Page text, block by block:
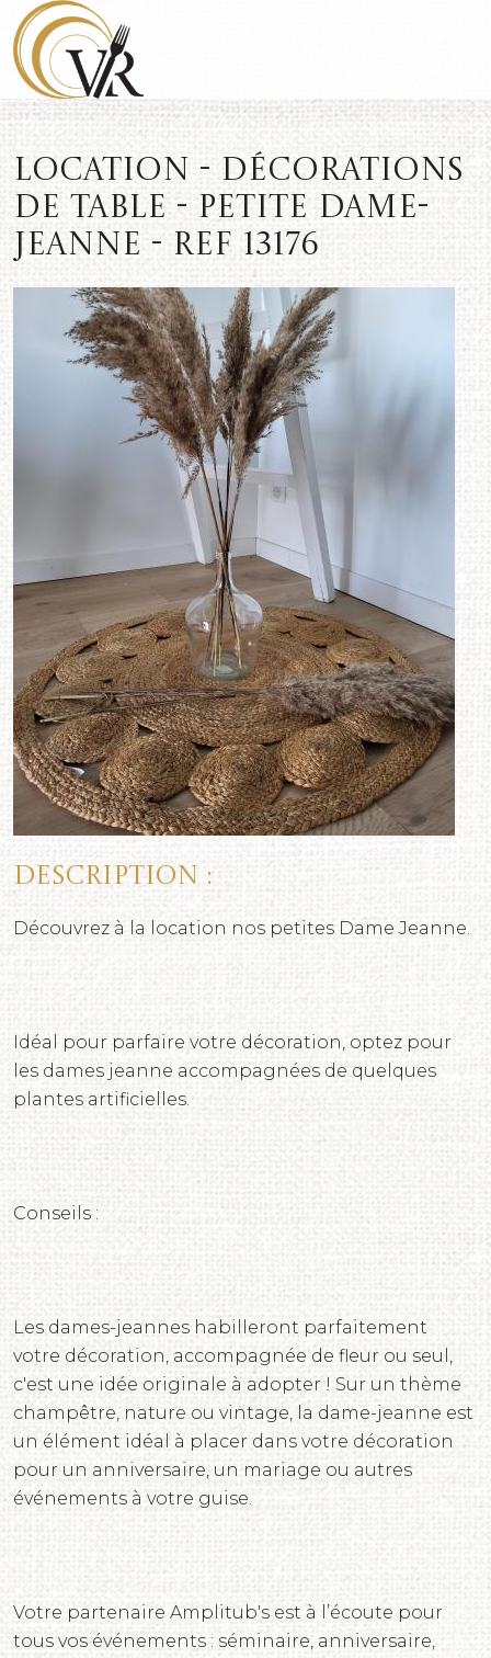
Location - Décorations
de table - Petite dame-
jeanne - REF 13176
Description :
Découvrez à la location nos petites Dame Jeanne.
Idéal pour parfaire votre décoration, optez pour
les dames jeanne accompagnées de quelques
plantes artificielles.
Conseils :
Les dames-jeannes habilleront parfaitement
votre décoration, accompagnée de fleur ou seul,
c'est une idée originale à adopter ! Sur un thème
champêtre, nature ou vintage, la dame-jeanne est
un élément idéal à placer dans votre décoration
pour un anniversaire, un mariage ou autres
événements à votre guise.
Votre partenaire Amplitub's est à l’écoute pour
tous vos événements : séminaire, anniversaire,